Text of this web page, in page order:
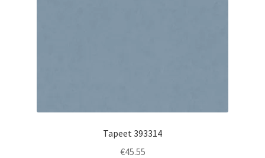
Tapeet 393314
€45.55